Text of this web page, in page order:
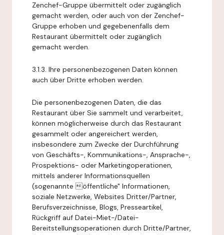
Zenchef-Gruppe übermittelt oder zugänglich
gemacht werden, oder auch von der Zenchef-
Gruppe erhoben und gegebenenfalls dem
Restaurant übermittelt oder zugänglich
gemacht werden.
3.1.3. Ihre personenbezogenen Daten können
auch über Dritte erhoben werden.
Die personenbezogenen Daten, die das
Restaurant über Sie sammelt und verarbeitet,
können möglicherweise durch das Restaurant
gesammelt oder angereichert werden,
insbesondere zum Zwecke der Durchführung
von Geschäfts-, Kommunikations-, Ansprache-,
Prospektions- oder Marketingoperationen,
mittels anderer Informationsquellen
(sogenannte öffentliche" Informationen,
soziale Netzwerke, Websites Dritter/Partner,
Berufsverzeichnisse, Blogs, Presseartikel,
Rückgriff auf Datei-Miet-/Datei-
Bereitstellungsoperationen durch Dritte/Partner,